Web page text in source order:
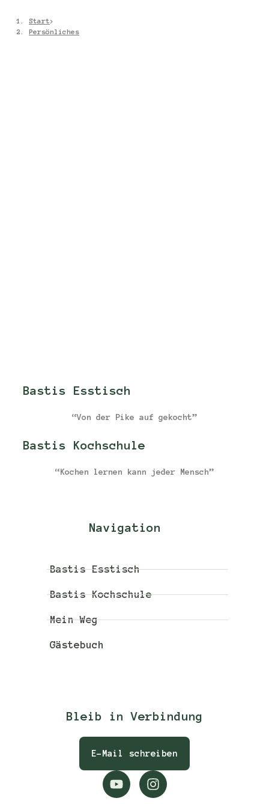
Start>
Persönliches
Bastis Esstisch
“Von der Pike auf gekocht”
Bastis Kochschule
“Kochen lernen kann jeder Mensch”
Navigation
Bastis Esstisch
Bastis Kochschule
Mein Weg
Gästebuch
Bleib in Verbindung
E-Mail schreiben